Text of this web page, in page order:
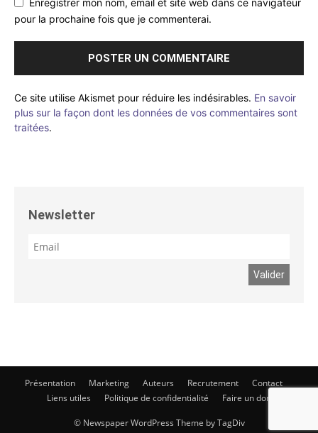
Enregistrer mon nom, email et site web dans ce navigateur
pour la prochaine fois que je commenterai.
Ce site utilise Akismet pour réduire les indésirables. En savoir
plus sur la façon dont les données de vos commentaires sont
traitées.
Newsletter
Présentation Marketing Auteurs Recrutement
Contact
Liens utiles
Politique de confidentialité Faire un don
© Newspaper WordPress Theme by TagDiv